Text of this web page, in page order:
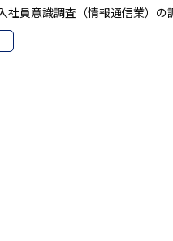
社員意識調査（情報通信業）